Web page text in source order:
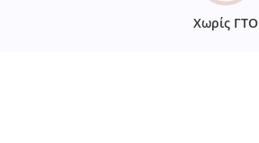
Χωρίς ΓΤΟ